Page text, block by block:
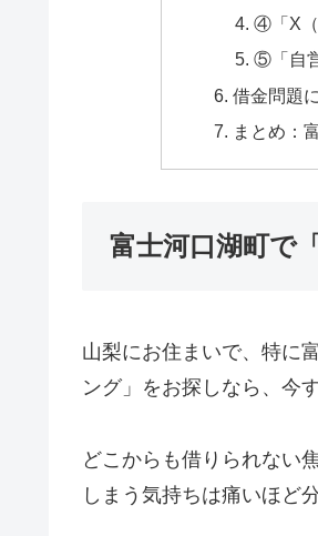
④「X（
⑤「自
借金問題
まとめ：
富士河口湖町で
山梨にお住まいで、特に
ング」をお探しなら、今
どこからも借りられない
しまう気持ちは痛いほど